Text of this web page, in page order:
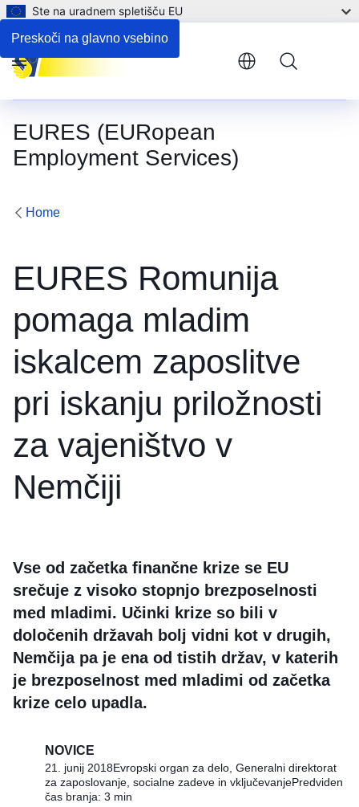
Preskoči na glavno vsebino
Ste na uradnem spletišču EU
EURES (EURopean
Employment Services)
Menu
Home
EURES Romunija
pomaga mladim
iskalcem zaposlitve
pri iskanju priložnosti
za vajeništvo v
Nemčiji
Vse od začetka finančne krize se EU
srečuje z visoko stopnjo brezposelnosti
med mladimi. Učinki krize so bili v
določenih državah bolj vidni kot v drugih,
Nemčija pa je ena od tistih držav, v katerih
je brezposelnost med mladimi od začetka
krize celo upadla.
NOVICE
21. junij 2018Evropski organ za delo, Generalni direktorat
za zaposlovanje, socialne zadeve in vključevanjePredviden
čas branja: 3 min